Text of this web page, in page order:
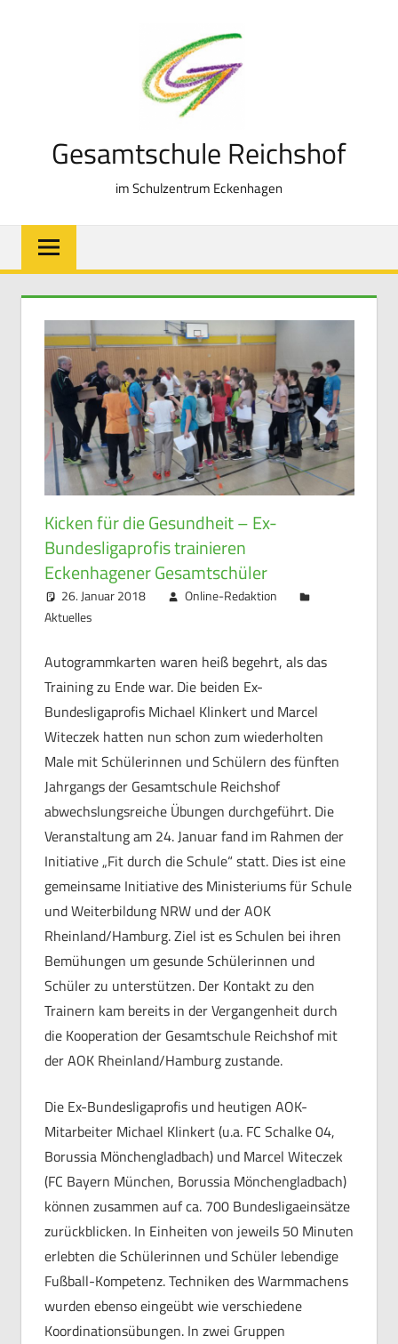
Gesamtschule Reichshof
im Schulzentrum Eckenhagen
Kicken für die Gesundheit – Ex-
Bundesligaprofis trainieren
Eckenhagener Gesamtschüler
26. Januar 2018
Online-Redaktion
Aktuelles
Autogrammkarten waren heiß begehrt, als das
Training zu Ende war. Die beiden Ex-
Bundesligaprofis Michael Klinkert und Marcel
Witeczek hatten nun schon zum wiederholten
Male mit Schülerinnen und Schülern des fünften
Jahrgangs der Gesamtschule Reichshof
abwechslungsreiche Übungen durchgeführt. Die
Veranstaltung am 24. Januar fand im Rahmen der
Initiative „Fit durch die Schule“ statt. Dies ist eine
gemeinsame Initiative des Ministeriums für Schule
und Weiterbildung NRW und der AOK
Rheinland/Hamburg. Ziel ist es Schulen bei ihren
Bemühungen um gesunde Schülerinnen und
Schüler zu unterstützen. Der Kontakt zu den
Trainern kam bereits in der Vergangenheit durch
die Kooperation der Gesamtschule Reichshof mit
der AOK Rheinland/Hamburg zustande.
Die Ex-Bundesligaprofis und heutigen AOK-
Mitarbeiter Michael Klinkert (u.a. FC Schalke 04,
Borussia Mönchengladbach) und Marcel Witeczek
(FC Bayern München, Borussia Mönchengladbach)
können zusammen auf ca. 700 Bundesligaeinsätze
zurückblicken. In Einheiten von jeweils 50 Minuten
erlebten die Schülerinnen und Schüler lebendige
Fußball-Kompetenz. Techniken des Warmmachens
wurden ebenso eingeübt wie verschiedene
Koordinationsübungen. In zwei Gruppen